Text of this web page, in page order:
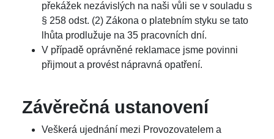
překážek nezávislých na naši vůli se v souladu s
§ 258 odst. (2) Zákona o platebním styku se tato
lhůta prodlužuje na 35 pracovních dní.
V případě oprávněné reklamace jsme povinni
přijmout a provést nápravná opatření.
Závěrečná ustanovení
Veškerá ujednání mezi Provozovatelem a